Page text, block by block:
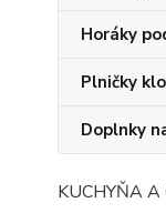
Horáky
Plničky
Doplnky
KUCHYŇA